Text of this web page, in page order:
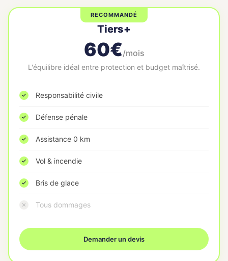
RECOMMANDÉ
Tiers+
60€/mois
L'équilibre idéal entre protection et budget maîtrisé.
Responsabilité civile
Défense pénale
Assistance 0 km
Vol & incendie
Bris de glace
Tous dommages
Demander un devis